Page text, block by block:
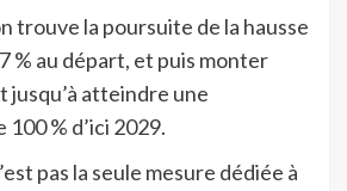
trouve la poursuite de la hausse
% au départ, et puis monter
jusqu’à atteindre une
% d’ici 2029.
pas la seule mesure dédiée à